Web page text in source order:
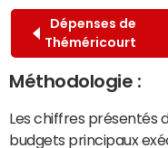
Dépenses de
Théméricourt
Méthodologie :
Les chiffres présentés
budgets principaux